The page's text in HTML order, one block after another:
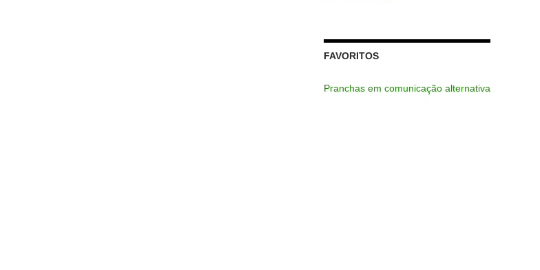
FAVORITOS
Pranchas em comunicação alternativa